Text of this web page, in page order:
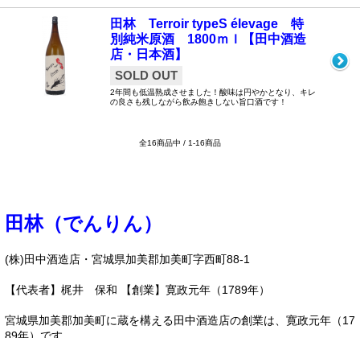
田林 Terroir typeS élevage 特
別純米原酒 1800ｍｌ【田中酒造
店・日本酒】
SOLD OUT
2年間も低温熟成させました！酸味は円やかとなり、キレ
の良さも残しながら飲み飽きしない旨口酒です！
全16商品中 / 1-16商品
田林（でんりん）
(株)田中酒造店・宮城県加美郡加美町字西町88-1
【代表者】梶井 保和 【創業】寛政元年（1789年）
宮城県加美郡加美町に蔵を構える田中酒造店の創業は、寛政元年（17